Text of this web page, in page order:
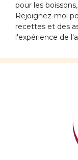
pour les
Rejoignez-moi
recettes et des
l'expérience de